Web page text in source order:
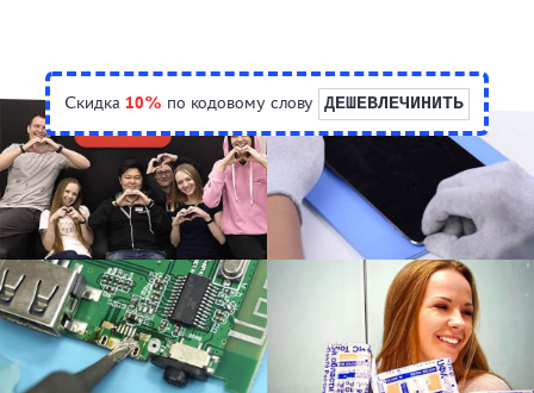
Скидка 10% по кодовому слову ДЕШЕВЛЕЧИНИТЬ